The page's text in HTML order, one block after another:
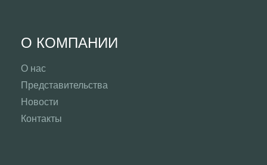
О КОМПАНИИ
О нас
Представительства
Новости
Контакты